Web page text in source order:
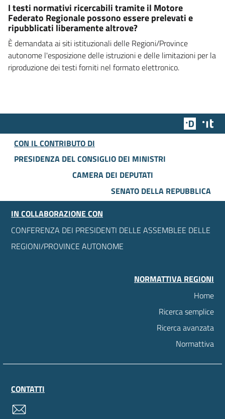
I testi normativi ricercabili tramite il Motore
Federato Regionale possono essere prelevati e
ripubblicati liberamente altrove?
È demandata ai siti istituzionali delle Regioni/Province
autonome l'esposizione delle istruzioni e delle limitazioni per la
riproduzione dei testi forniti nel formato elettronico.
Team
CON IL CONTRIBUTO DI
PRESIDENZA DEL CONSIGLIO DEI MINISTRI
CAMERA DEI DEPUTATI
SENATO DELLA REPUBBLICA
IN COLLABORAZIONE CON
CONFERENZA DEI PRESIDENTI DELLE ASSEMBLEE DELLE
REGIONI/PROVINCE AUTONOME
NORMATTIVA REGIONI
Home
Ricerca semplice
Ricerca avanzata
Normattiva
CONTATTI